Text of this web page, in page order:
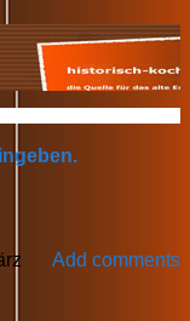
Add comments